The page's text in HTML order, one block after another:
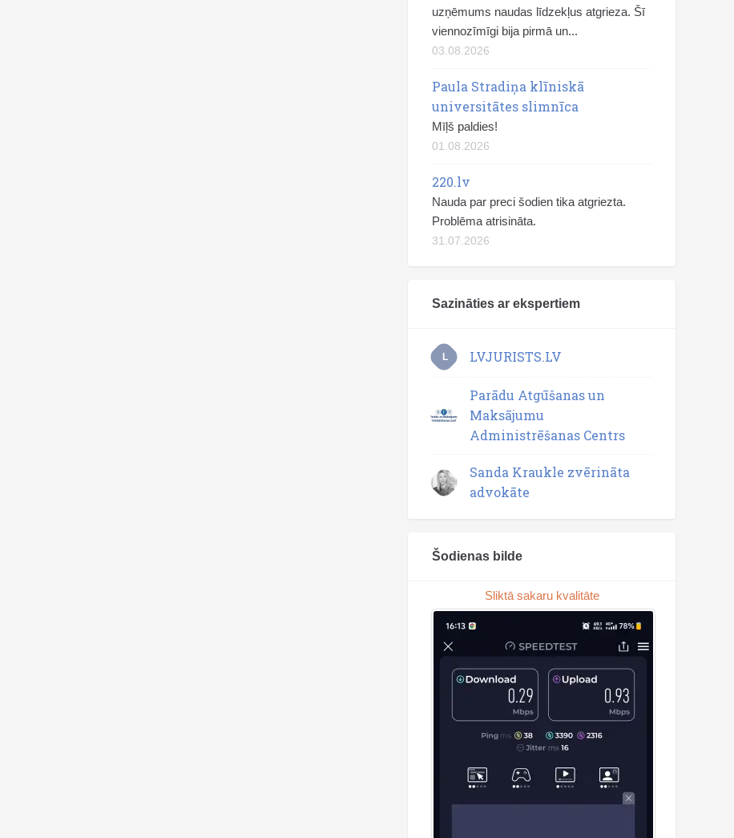
uzņēmums naudas līdzekļus atgrieza. Šī
viennozīmīgi bija pirmā un...
03.08.2026
Paula Stradiņa klīniskā
universitātes slimnīca
Mīļš paldies!
01.08.2026
220.lv
Nauda par preci šodien tika atgriezta.
Problēma atrisināta.
31.07.2026
Sazināties ar ekspertiem
L LVJURISTS.LV
Parādu Atgūšanas un
Maksājumu
Administrēšanas Centrs
Sanda Kraukle zvērināta
advokāte
Šodienas bilde
Sliktā sakaru kvalitāte